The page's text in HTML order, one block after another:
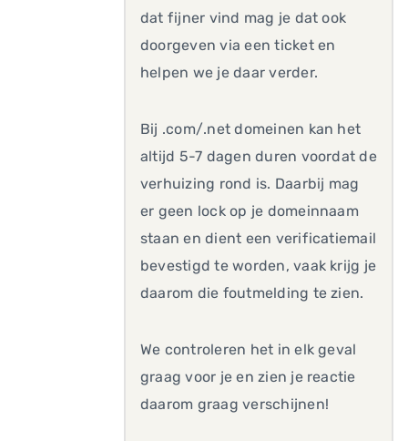
dat fijner vind mag je dat ook
doorgeven via een ticket en
helpen we je daar verder.
Bij .com/.net domeinen kan het
altijd 5-7 dagen duren voordat de
verhuizing rond is. Daarbij mag
er geen lock op je domeinnaam
staan en dient een verificatiemail
bevestigd te worden, vaak krijg je
daarom die foutmelding te zien.
We controleren het in elk geval
graag voor je en zien je reactie
daarom graag verschijnen!